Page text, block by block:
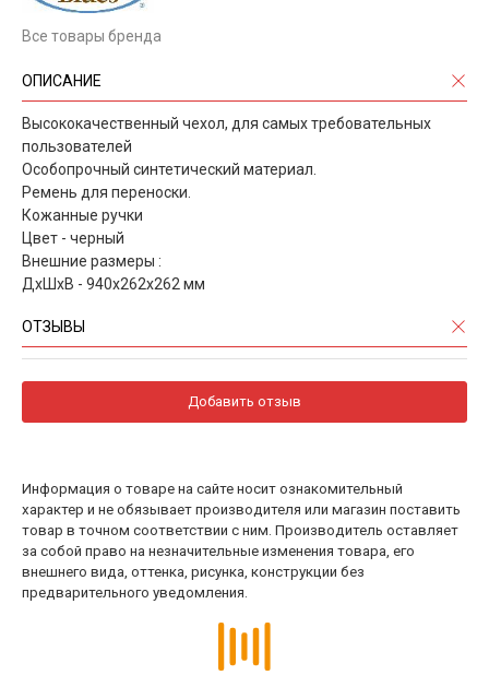
Все товары бренда
ОПИСАНИЕ
Высококачественный чехол, для самых требовательных
пользователей
Особопрочный синтетический материал.
Ремень для переноски.
Кожанные ручки
Цвет - черный
Внешние размеры :
ДхШхВ - 940х262х262 мм
ОТЗЫВЫ
Добавить отзыв
Информация о товаре на сайте носит ознакомительный
характер и не обязывает производителя или магазин поставить
товар в точном соответствии с ним. Производитель оставляет
за собой право на незначительные изменения товара, его
внешнего вида, оттенка, рисунка, конструкции без
предварительного уведомления.